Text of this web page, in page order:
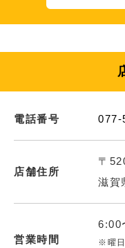
電話番号 077-
店舗住所
〒
滋賀
営業時間
6:00
※曜日